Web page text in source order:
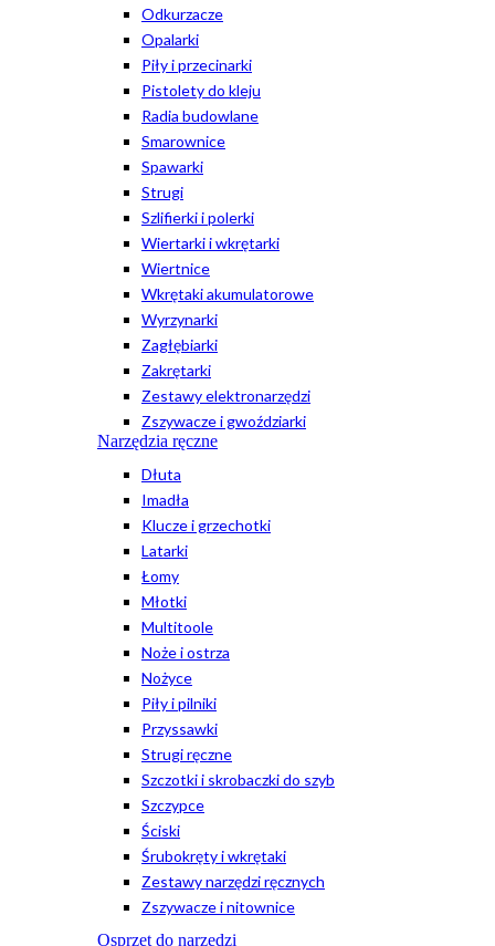
Odkurzacze
Opalarki
Piły i przecinarki
Pistolety do kleju
Radia budowlane
Smarownice
Spawarki
Strugi
Szlifierki i polerki
Wiertarki i wkrętarki
Wiertnice
Wkrętaki akumulatorowe
Wyrzynarki
Zagłębiarki
Zakrętarki
Zestawy elektronarzędzi
Zszywacze i gwoździarki
Narzędzia ręczne
Dłuta
Imadła
Klucze i grzechotki
Latarki
Łomy
Młotki
Multitoole
Noże i ostrza
Nożyce
Piły i pilniki
Przyssawki
Strugi ręczne
Szczotki i skrobaczki do szyb
Szczypce
Ściski
Śrubokręty i wkrętaki
Zestawy narzędzi ręcznych
Zszywacze i nitownice
Osprzęt do narzędzi